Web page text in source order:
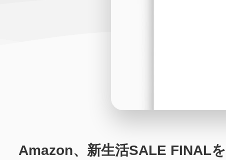
Amazon、新生活SALE FINAL